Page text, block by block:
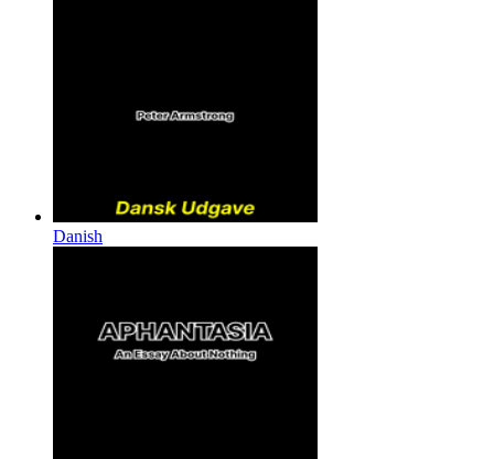
Danish